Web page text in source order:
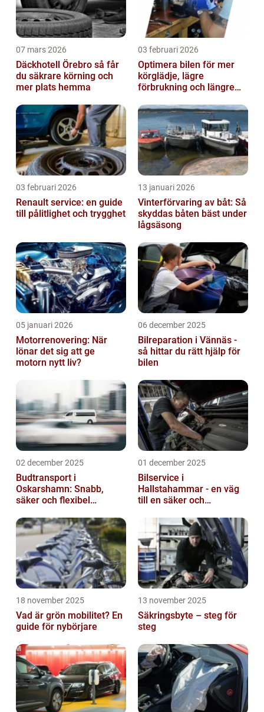
07 mars 2026
Däckhotell Örebro så får
du säkrare körning och
mer plats hemma
03 februari 2026
Optimera bilen för mer
körglädje, lägre
förbrukning och längre
03 februari 2026
Renault service: en guide
till pålitlighet och trygghet
13 januari 2026
Vinterförvaring av båt: Så
skyddas båten bäst under
lågsäsong
05 januari 2026
Motorrenovering: När
lönar det sig att ge
motorn nytt liv?
06 december 2025
Bilreparation i Vännäs -
så hittar du rätt hjälp för
bilen
02 december 2025
Budtransport i
Oskarshamn: Snabb,
säker och flexibel
01 december 2025
Bilservice i
Hallstahammar - en väg
till en säker och
18 november 2025
Vad är grön mobilitet? En
guide för nybörjare
13 november 2025
Säkringsbyte – steg för
steg